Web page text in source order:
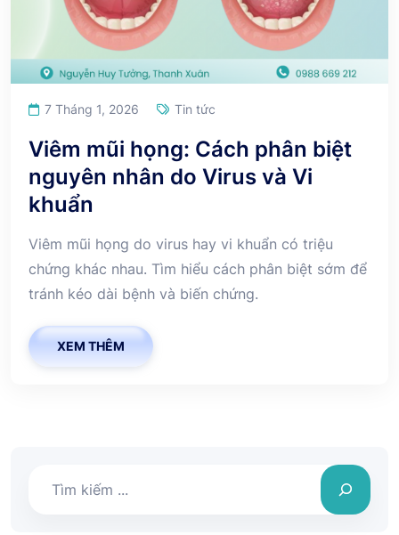
7 Tháng 1, 2026 Tin tức
Viêm mũi họng: Cách phân biệt
nguyên nhân do Virus và Vi
khuẩn
Viêm mũi họng do virus hay vi khuẩn có triệu
chứng khác nhau. Tìm hiểu cách phân biệt sớm để
tránh kéo dài bệnh và biến chứng.
XEM THÊM
kiếm